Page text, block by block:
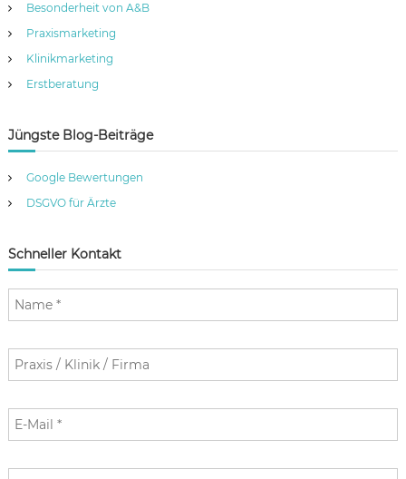
Besonderheit von A&B
Praxismarketing
Klinikmarketing
Erstberatung
Jüngste Blog-Beiträge
Google Bewertungen
DSGVO für Ärzte
Schneller Kontakt